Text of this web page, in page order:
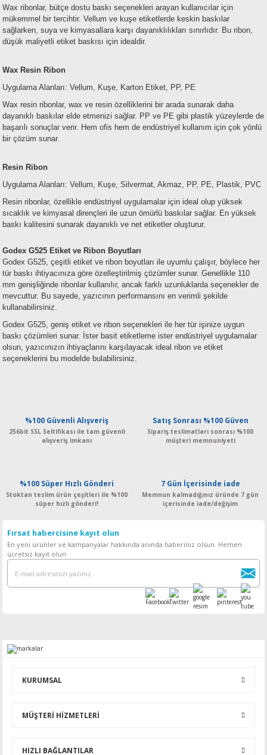
Wax ribonlar, bütçe dostu baskı seçenekleri arayan kullanıcılar için
mükemmel bir tercihtir. Vellum ve kuşe etiketlerde keskin baskılar
sağlarken, suya ve kimyasallara karşı dayanıklılıkları sınırlıdır. Bu ribon,
düşük maliyetli etiket baskısı için idealdir.
Wax Resin Ribon
Uygulama Alanları: Vellum, Kuşe, Karton Etiket, PP, PE
Wax resin ribonlar, wax ve resin özelliklerini bir arada sunarak daha
dayanıklı baskılar elde etmenizi sağlar. PP ve PE gibi plastik yüzeylerde de
başarılı sonuçlar verir. Hem ofis hem de endüstriyel kullanım için çok yönlü
bir çözüm sunar.
Resin Ribon
Uygulama Alanları: Vellum, Kuşe, Silvermat, Akmaz, PP, PE, Plastik, PVC
Resin ribonlar, özellikle endüstriyel uygulamalar için ideal olup yüksek
sıcaklık ve kimyasal dirençleri ile uzun ömürlü baskılar sağlar. En yüksek
baskı kalitesini sunarak dayanıklı ve net etiketler oluşturur.
Godex G525 Etiket ve Ribon Boyutları
Godex G525, çeşitli etiket ve ribon boyutları ile uyumlu çalışır, böylece her
tür baskı ihtiyacınıza göre özelleştirilmiş çözümler sunar. Genellikle 110
mm genişliğinde ribonlar kullanılır, ancak farklı uzunluklarda seçenekler de
mevcuttur. Bu sayede, yazıcının performansını en verimli şekilde
kullanabilirsiniz.
Godex G525, geniş etiket ve ribon seçenekleri ile her tür işinize uygun
baskı çözümleri sunar. İster basit etiketleme ister endüstriyel uygulamalar
olsun, yazıcınızın ihtiyaçlarını karşılayacak ideal ribon ve etiket
seçeneklerini bu modelde bulabilirsiniz.
%100 Güvenli Alışveriş
256bit SSL Seltifikası ile tam güvenli
alışveriş imkanı
Satış Sonrası %100 Güven
Sipariş teslimatları sonrası %100
müşteri memnuniyeti
%100 Süper Hızlı Gönderi
Stoktan teslim ürün çeşitleri ile %100
süper hızlı gönderi!
7 Gün İçerisinde iade
Memnun kalmadığınız üründe 7 gün
içerisinde iade/değişim
Fırsat habercisine kayıt olun
En yeni ürünler ve kampanyalar hakkında anında haberiniz olsun. Hemen
ücretsiz kayıt olun
KURUMSAL
MÜŞTERİ HİZMETLERİ
HIZLI BAĞLANTILAR